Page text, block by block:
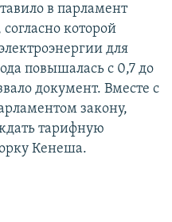
в парламент
которой
для
повышалась с 0,7 до
документ. Вместе с
закону,
тарифную
Кенеша.